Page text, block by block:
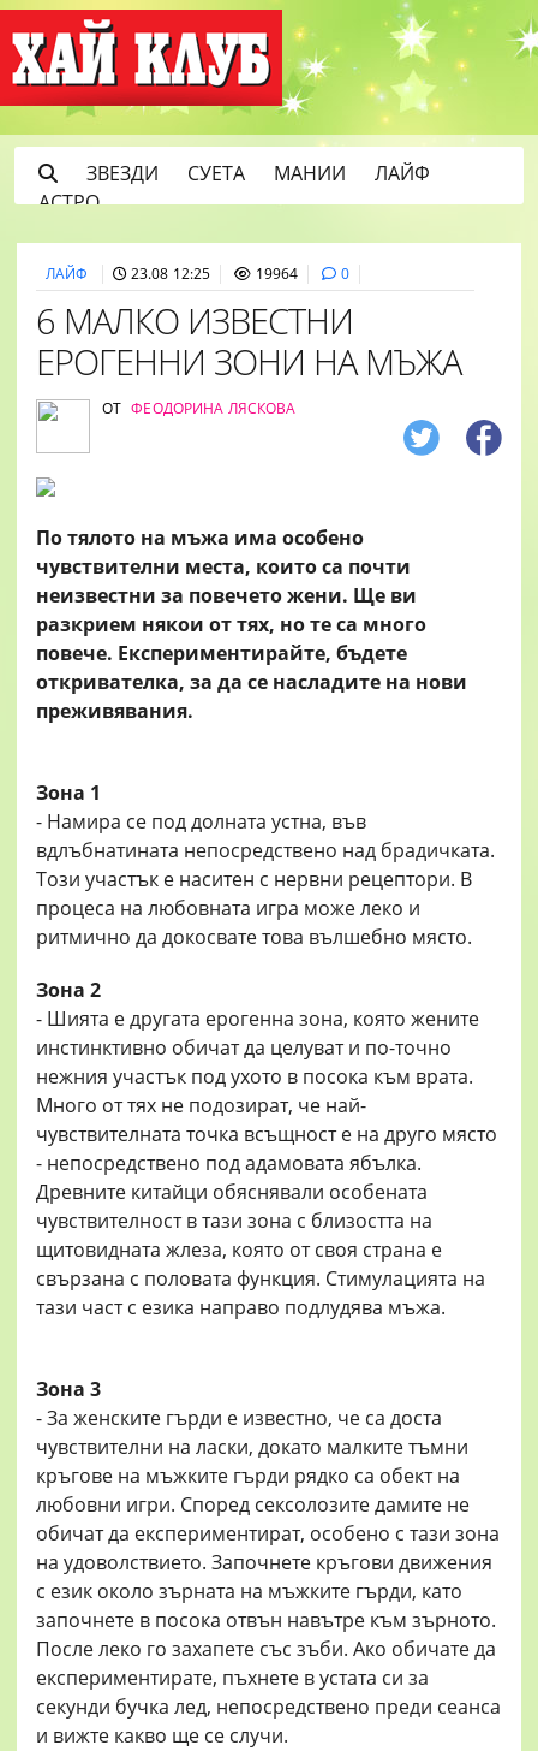
ЗВЕЗДИ СУЕТА МАНИИ
ЛАЙФ
АСТРО
ЛАЙФ 23.08 12:25 19964 0
6 МАЛКО ИЗВЕСТНИ
ЕРОГЕННИ ЗОНИ НА МЪЖА
ОТ ФЕОДОРИНА ЛЯСКОВА
По тялото на мъжа има особено
чувствителни места, които са почти
неизвестни за повечето жени. Ще ви
разкрием някои от тях, но те са много
повече. Експериментирайте, бъдете
откривателка, за да се насладите на нови
преживявания.
Зона 1
- Намира се под долната устна, във
вдлъбнатината непосредствено над брадичката.
Този участък е наситен с нервни рецептори. В
процеса на любовната игра може леко и
ритмично да докосвате това вълшебно място.
Зона 2
- Шията е другата ерогенна зона, която жените
инстинктивно обичат да целуват и по-точно
нежния участък под ухото в посока към врата.
Много от тях не подозират, че най-
чувствителната точка всъщност е на друго място
- непосредствено под адамовата ябълка.
Древните китайци обяснявали особената
чувствителност в тази зона с близостта на
щитовидната жлеза, която от своя страна е
свързана с половата функция. Стимулацията на
тази част с езика направо подлудява мъжа.
Зона 3
- За женските гърди е известно, че са доста
чувствителни на ласки, докато малките тъмни
кръгове на мъжките гърди рядко са обект на
любовни игри. Според сексолозите дамите не
обичат да експериментират, особено с тази зона
на удоволствието. Започнете кръгови движения
с език около зърната на мъжките гърди, като
започнете в посока отвън навътре към зърното.
После леко го захапете със зъби. Ако обичате да
експериментирате, пъхнете в устата си за
секунди бучка лед, непосредствено преди сеанса
и вижте какво ще се случи.